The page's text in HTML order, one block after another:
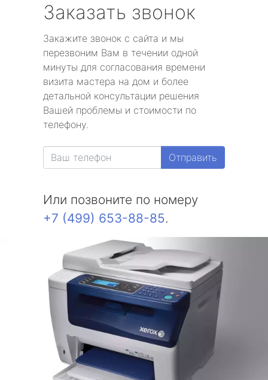
Заказать звонок
Закажите звонок с сайта и мы
перезвоним Вам в течении одной
минуты для согласования времени
визита мастера на дом и более
детальной консультации решения
Вашей проблемы и стоимости по
телефону.
Отправить
Или позвоните по номеру
+7 (499) 653-88-85.